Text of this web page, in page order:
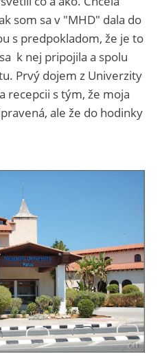
som sa v "MHD" dala do
s predpokladom, že je to
k nej pripojila a spolu
Prvý dojem z Univerzity
recepcii s tým, že moja
ale že do hodinky